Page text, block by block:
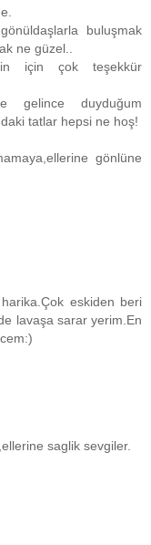
buluşmak
ne güzel..
için çok teşekkür
gelince duyduğum
tatlar hepsi ne hoş!
gönlüne
eskiden beri
lavaşa sarar yerim.En
saglik sevgiler.